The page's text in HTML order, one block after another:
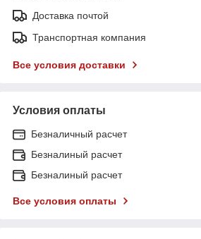
Доставка почтой
Транспортная компания
Все условия доставки
Условия оплаты
Безналичный расчет
Безналиный расчет
Безналиный расчет
Все условия оплаты